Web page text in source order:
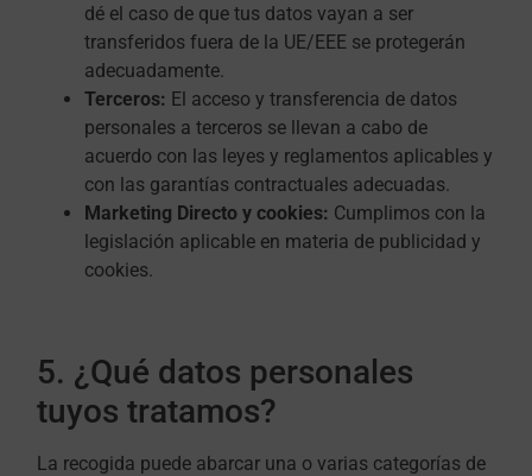
dé el caso de que tus datos vayan a ser
transferidos fuera de la UE/EEE se protegerán
adecuadamente.
Terceros: El acceso y transferencia de datos
personales a terceros se llevan a cabo de
acuerdo con las leyes y reglamentos aplicables y
con las garantías contractuales adecuadas.
Marketing Directo y cookies: Cumplimos con la
legislación aplicable en materia de publicidad y
cookies.
5. ¿Qué datos personales
tuyos tratamos?
La recogida puede abarcar una o varias categorías de